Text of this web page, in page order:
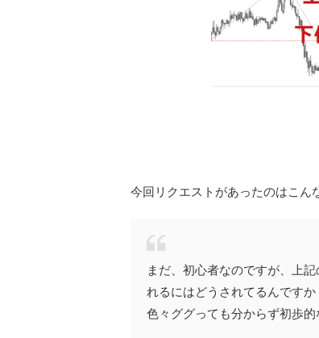
今回リクエストがあったのはこん
まだ、初心者なのですが、上
れるにはどうされてるんですか
色々ググっても分からず初歩